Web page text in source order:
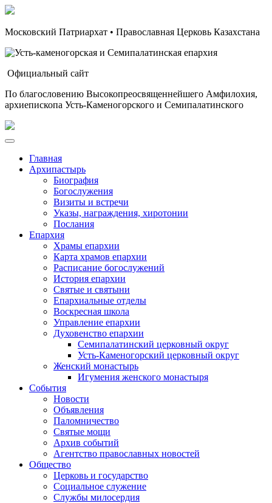
Московский Патриархат • Православная Церковь Казахстана
Официальный сайт
По благословению Высокопреосвященнейшего Амфилохия,
архиепископа Усть-Каменогорского и Семипалатинского
Главная
Архипастырь
Биография
Богослужения
Визиты и встречи
Указы, награждения, хиротонии
Послания
Епархия
Храмы епархии
Карта храмов епархии
Расписание богослужений
История епархии
Святые и святыни
Епархиальные отделы
Воскресная школа
Управление епархии
Духовенство епархии
Семипалатинский церковный округ
Усть-Каменогорский церковный округ
Женский монастырь
Игумения женского монастыря
События
Новости
Объявления
Паломничество
Святые мощи
Архив событий
Агентство православных новостей
Общество
Церковь и государство
Социальное служение
Службы милосердия